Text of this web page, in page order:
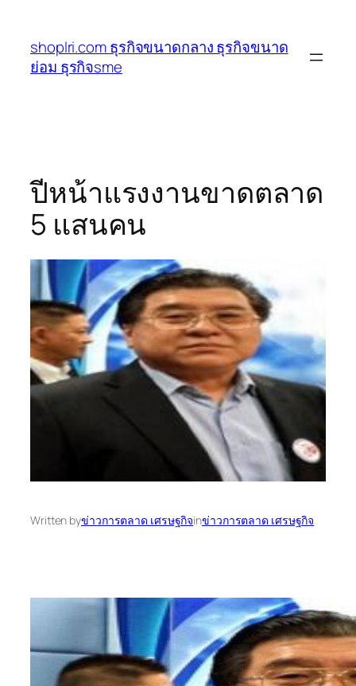
เนื้อหา
shoplri.com ธุรกิจขนาดกลาง ธุรกิจขนาด
ย่อม ธุรกิจsme
ปีหน้าแรงงานขาดตลาด
5 แสนคน
Written byข่าวการตลาด เศรษฐกิจinข่าวการตลาด เศรษฐกิจ